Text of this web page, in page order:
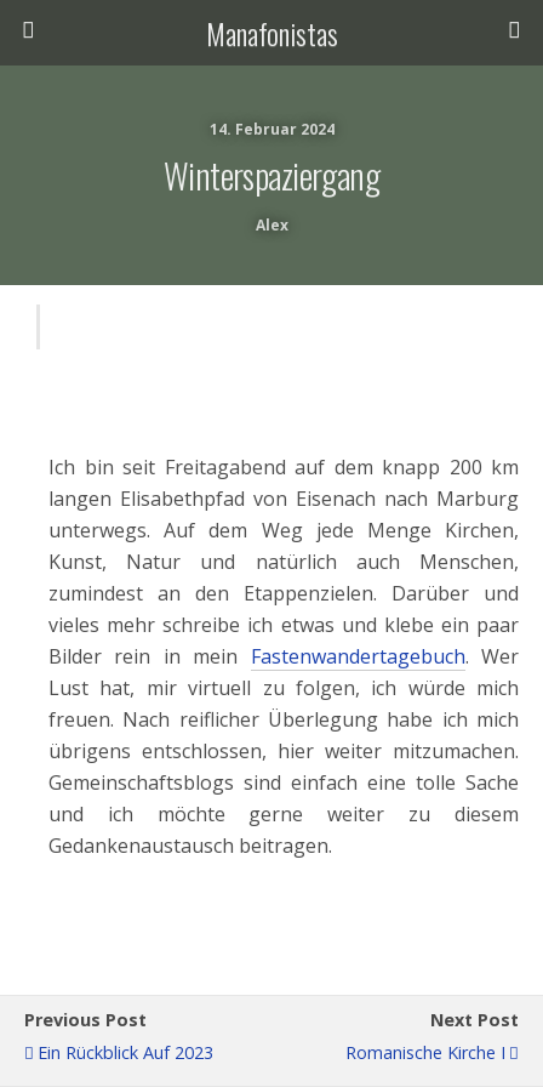
Manafonistas
14. Februar 2024
Winterspaziergang
Alex
Ich bin seit Freitagabend auf dem knapp 200 km
langen Elisabethpfad von Eisenach nach Marburg
unterwegs. Auf dem Weg jede Menge Kirchen,
Kunst, Natur und natürlich auch Menschen,
zumindest an den Etappenzielen. Darüber und
vieles mehr schreibe ich etwas und klebe ein paar
Bilder rein in mein Fastenwandertagebuch. Wer
Lust hat, mir virtuell zu folgen, ich würde mich
freuen. Nach reiflicher Überlegung habe ich mich
übrigens entschlossen, hier weiter mitzumachen.
Gemeinschaftsblogs sind einfach eine tolle Sache
und ich möchte gerne weiter zu diesem
Gedankenaustausch beitragen.
Previous Post
Ein Rückblick Auf 2023
Next Post
Romanische Kirche I